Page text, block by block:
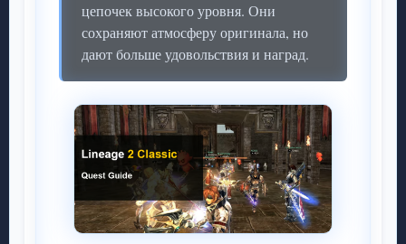
цепочек высокого уровня. Они
сохраняют атмосферу оригинала, но
дают больше удовольствия и наград.